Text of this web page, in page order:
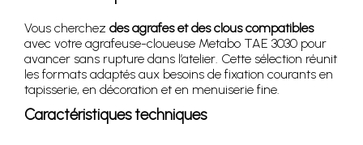
Vous cherchez des agrafes et des clous compatibles
avec votre agrafeuse-cloueuse Metabo TAE 3030 pour
avancer sans rupture dans l’atelier. Cette sélection réunit
les formats adaptés aux besoins de fixation courants en
tapisserie, en décoration et en menuiserie fine.
Caractéristiques techniques